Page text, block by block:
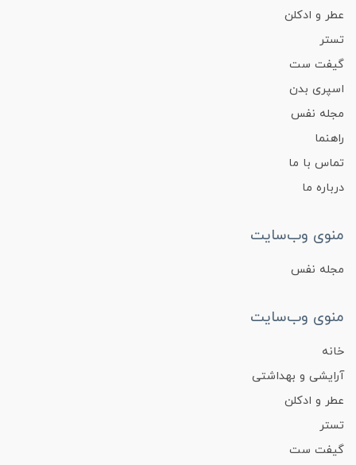
عطر و ادکلن
تستر
گیفت ست
اسپری بدن
مجله نفس
راهنما
تماس با ما
درباره ما
منوی وب‌سایت
مجله نفس
منوی وب‌سایت
خانه
آرایشی و بهداشتی
عطر و ادکلن
تستر
گیفت ست